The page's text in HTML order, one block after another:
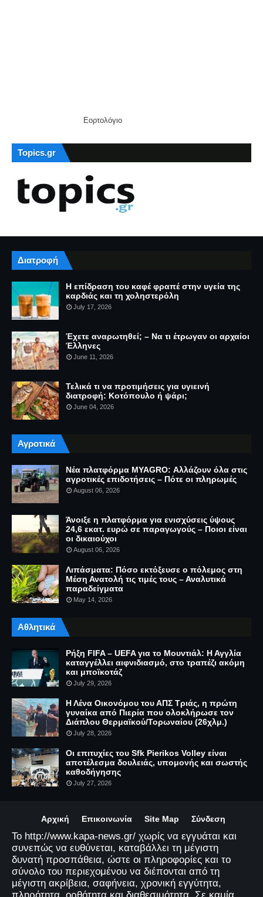
Εορτολόγιο
Topics.gr
Διατροφή
Η επίδραση του καφέ φραπέ στην υγεία της
καρδιάς και τη χοληστερόλη
July 17, 2026
Έχετε αναρωτηθεί; – Να τι έτρωγαν οι αρχαίοι
Έλληνες
June 11, 2026
Τελικά τι να προτιμήσεις για υγιεινή
διατροφή: Κοτόπουλο ή ψάρι;
June 04, 2026
Αγροτικά
Νέα πλατφόρμα MYAGRO: Αλλάζουν όλα στις
αγροτικές επιδοτήσεις – Πότε οι πληρωμές
August 06, 2026
Άνοιξε η πλατφόρμα για ενισχύσεις ύψους
24,6 εκατ. ευρώ σε παραγωγούς – Ποιοι είναι
οι δικαιούχοι
August 06, 2026
Λιπάσματα: Πόσο εκτόξευσε ο πόλεμος στη
Μέση Ανατολή τις τιμές τους – Αναλυτικά
παραδείγματα
May 14, 2026
Αθλητικά
Ρήξη FIFA – UEFA για το Μουντιάλ: Η Αγγλία
καταγγέλλει αιφνιδιασμό, στο τραπέζι ακόμη
και μποϊκοτάζ
July 29, 2026
Η Λένα Οικονόμου του ΑΠΣ Τριάς, η πρώτη
γυναίκα από Πιερία που ολοκλήρωσε τον
Διάπλου Θερμαϊκού/Τορωναίου (26χλμ.)
July 28, 2026
Οι επιτυχίες του Sfk Pierikos Volley είναι
αποτέλεσμα δουλειάς, υπομονής και σωστής
καθοδήγησης
July 27, 2026
Αρχική Επικοινωνία Site Map Σύνδεση
Το http://www.kapa-news.gr/ χωρίς να εγγυάται και
συνεπώς να ευθύνεται, καταβάλλει τη μέγιστη
δυνατή προσπάθεια, ώστε οι πληροφορίες και το
σύνολο του περιεχομένου να διέπονται από τη
μέγιστη ακρίβεια, σαφήνεια, χρονική εγγύτητα,